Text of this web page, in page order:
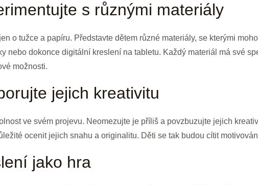
s různými materiály
o tužce a papíru. Představte dětem různé materiály, se kterými
nebo dokonce digitální kreslení na tabletu. Každý materiál má své
možnosti.
jejich kreativitu
ve svém projevu. Neomezujte je příliš a povzbuzujte jejich
ocenit jejich snahu a originalitu. Děti se tak budou cítit
jako hra